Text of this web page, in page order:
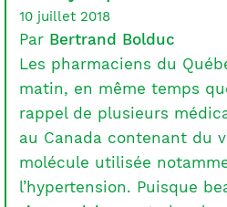
10 juillet 2018
Par Bertrand Bolduc
Les pharmaciens du
matin, en même temps
rappel de plusieurs
au Canada contenant du
molécule utilisée
l’hypertension. Puisque